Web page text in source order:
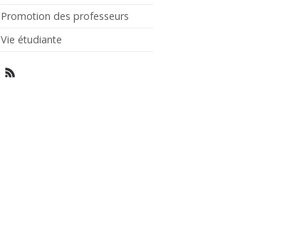
Promotion des professeurs
Vie étudiante